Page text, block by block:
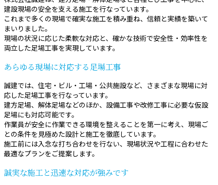
建設現場の安全を支える施工を行なっています。
これまで多くの現場で確実な施工を積み重ね、信頼と実績を築いて
まいりました。
現場の状況に応じた柔軟な対応と、確かな技術で安全性・効率性を
両立した足場工事を実現しています。
あらゆる現場に対応する足場工事
誠建では、住宅・ビル・工場・公共施設など、さまざまな現場に対
応した足場工事を行なっています。
建方足場、解体足場などのほか、設備工事や改修工事に必要な仮設
足場にも対応可能です。
作業員が安全に作業できる環境を整えることを第一に考え、現場ご
との条件を見極めた設計と施工を徹底しています。
施工前には入念な打ち合わせを行ない、現場状況や工程に合わせた
最適なプランをご提案します。
誠実な施工と迅速な対応が強みです